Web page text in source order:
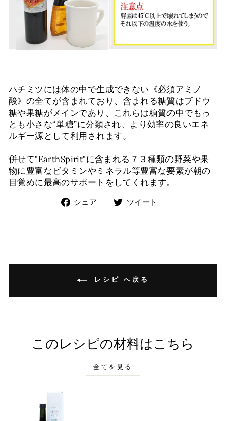
ハチミツには体の中で生成できない《必須アミノ
酸》の全てが含まれており、含まれる糖質はブドウ
糖や果糖がメインであり、これらは糖質の中でもっ
とも小さな“単糖”に分類され、より効率の良いエネ
ルギー源として利用されます。
併せて"EarthSpirit"に含まれる７３種類の野菜や果
物に豊富なビタミンやミネラル等豊富な要素が朝の
目覚めに最高のサポートをしてくれます。
シェア
Facebook
シ
ツイート
ツ
レシピ へ戻る
このレシピの材料はこちら
全てを見る